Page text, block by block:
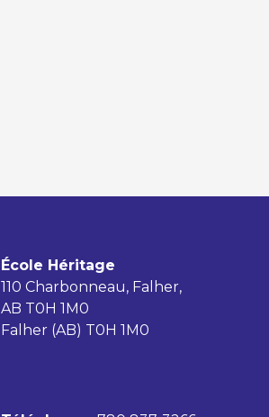
École Héritage
110 Charbonneau, Falher,
AB T0H 1M0
Falher (AB) T0H 1M0